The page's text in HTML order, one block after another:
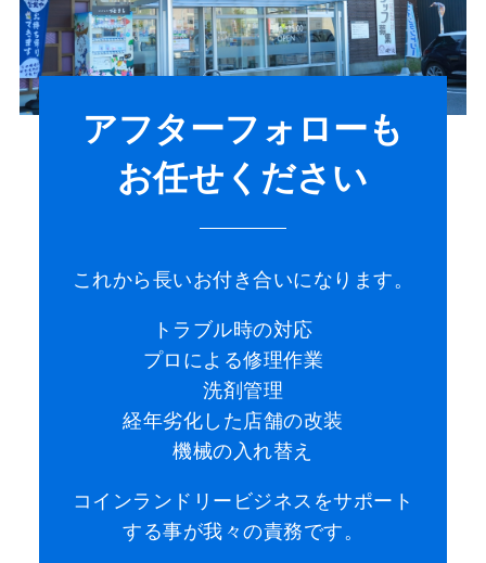
アフターフォローも
お任せください
これから長いお付き合いになります。
トラブル時の対応
プロによる修理作業
洗剤管理
経年劣化した店舗の改装
機械の入れ替え
コインランドリービジネスをサポート
する事が我々の責務です。